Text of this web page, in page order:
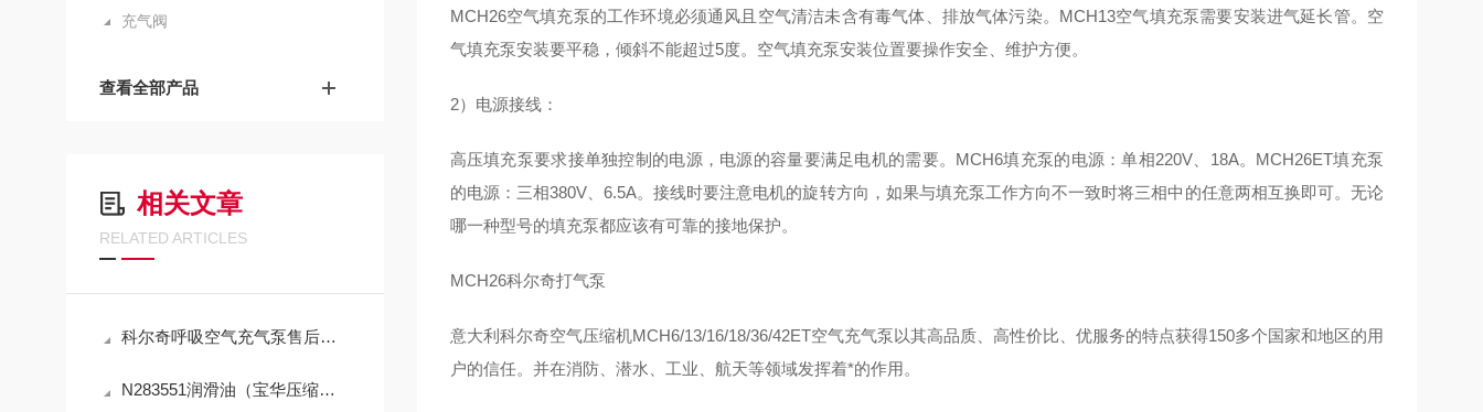
充气阀
查看全部产品
相关文章
RELATED ARTICLES
科尔奇呼吸空气充气泵售后服务指南
N283551润滑油（宝华压缩机机油）成分介绍
MCH26空气填充泵的工作环境必须通风且空气清洁未含有毒气体、排放气体污染。MCH13空气填充泵需要安装进气延长管。空
气填充泵安装要平稳，倾斜不能超过5度。空气填充泵安装位置要操作安全、维护方便。
2）电源接线：
高压填充泵要求接单独控制的电源，电源的容量要满足电机的需要。MCH6填充泵的电源：单相220V、18A。MCH26ET填充泵
的电源：三相380V、6.5A。接线时要注意电机的旋转方向，如果与填充泵工作方向不一致时将三相中的任意两相互换即可。无论
哪一种型号的填充泵都应该有可靠的接地保护。
MCH26科尔奇打气泵
意大利科尔奇空气压缩机MCH6/13/16/18/36/42ET空气充气泵以其高品质、高性价比、优服务的特点获得150多个国家和地区的用
户的信任。并在消防、潜水、工业、航天等领域发挥着*的作用。